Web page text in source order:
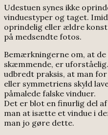
Udestuen synes ikke
vinduestyper og taget.
oprindelig eller ældre
på medsendte fotos.
Bemærkningerne om, at
skæmmende, er
udbredt praksis, at man
eller symmetriens skyld
påmalede falske vinduer.
Det er blot en finurlig del
man at isætte et vindue i
man jo gøre dette.